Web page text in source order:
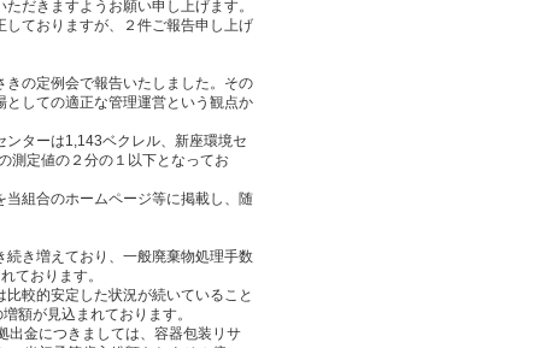
だきますようお願い申し上げます。
ておりますが、２件ご報告申し上げ
の定例会で報告いたしました。その
しての適正な管理運営という観点か
ターは1,143ベクレル、新座環境セ
測定値の２分の１以下となってお
組合のホームページ等に掲載し、随
き増えており、一般廃棄物処理手数
ております。
較的安定した状況が続いていること
額が見込まれております。
出金につきましては、容器包装リサ